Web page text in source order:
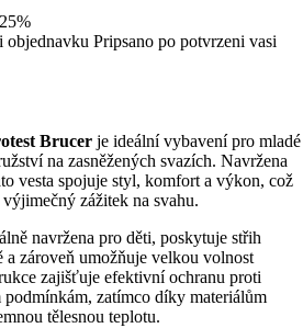
objednavku Pripsano po potvrzeni vasi
Brucer je ideální vybavení pro mladé
na zasněžených svazích. Navržena
vesta spojuje styl, komfort a výkon, což
zážitek na svahu.
navržena pro děti, poskytuje střih
a zároveň umožňuje velkou volnost
zajišťuje efektivní ochranu proti
zatímco díky materiálům
tělesnou teplotu.